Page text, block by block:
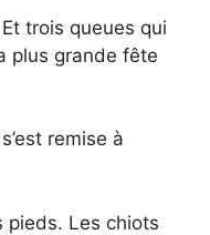
trois queues qui
plus grande fête
remise à
Les chiots